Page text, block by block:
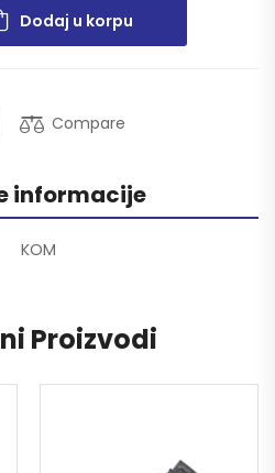
Dodaj u korpu
Compare
informacije
KOM
Proizvodi